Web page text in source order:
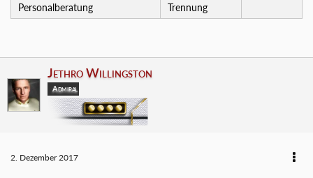
Personalberatung
Trennung
Jethro Willingston
Admiral
2. Dezember 2017